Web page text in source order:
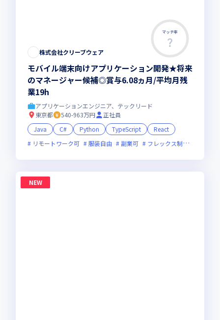
マッチ率
株式会社クリーブウェア
モバイル端末向けアプリケーション開発★将来
のマネージャー候補◎賞与6.08ヵ月/平均月残
業19h
アプリケーションエンジニア、テックリード
東京都
540-963万円
正社員
Java
C# Python TypeScript
React
リモートワーク可
服装自由 副業可 フレックス制度あり
NEW